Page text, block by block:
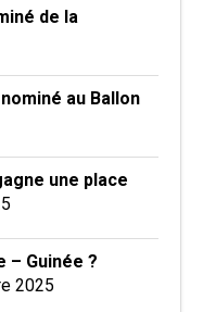
de la
au Ballon
une place
– Guinée ?
2025